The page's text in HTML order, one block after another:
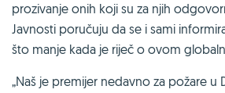
prozivanje onih koji su za njih
Javnosti poručuju da se i sami
što manje kada je riječ o ovom
„Naš je premijer nedavno za požare u